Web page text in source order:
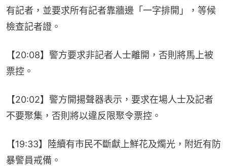
有記者，並要求所有記者靠牆邊「一字排開」，等候
檢查記者證。
【20:08】警方要求非記者人士離開，否則將馬上被
票控。
【20:02】警方開揚聲器表示，要求在場人士及記者
不要聚集，否則將以違反限聚令票控。
【19:33】陸續有市民不斷獻上鮮花及燭光，附近有防
暴警員戒備。